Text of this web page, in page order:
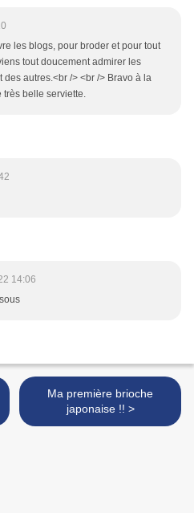
les blogs, pour broder et pour tout
tout doucement admirer les
autres.<br /> <br /> Bravo à la
très belle serviette.
14:06
Ma première brioche
japonaise !! >